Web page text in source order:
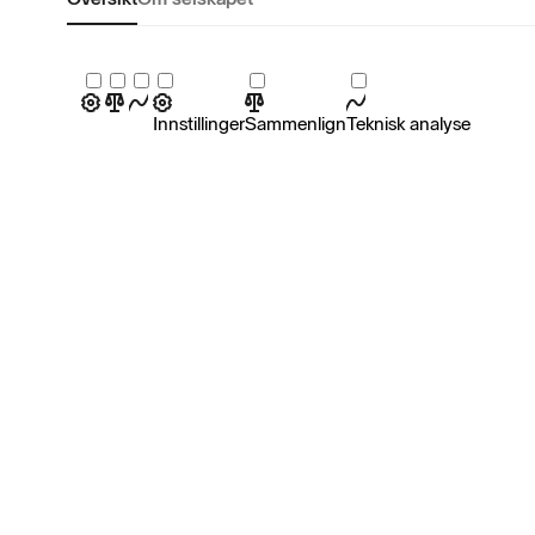
InnstillingerSammenlignTeknisk analyse